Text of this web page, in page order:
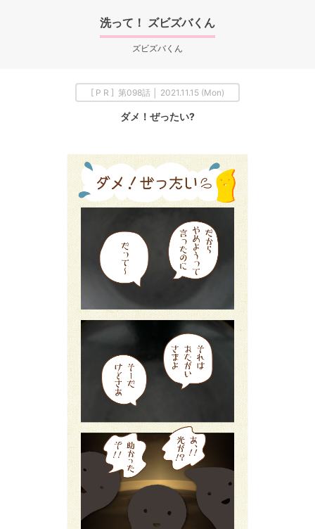
洗って！ ズビズバくん
ズビズバくん
[ P R ] 第098話 │ 2021.11.15 (Mon)
ダメ！ぜったい?